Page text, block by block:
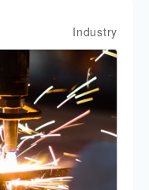
Industry